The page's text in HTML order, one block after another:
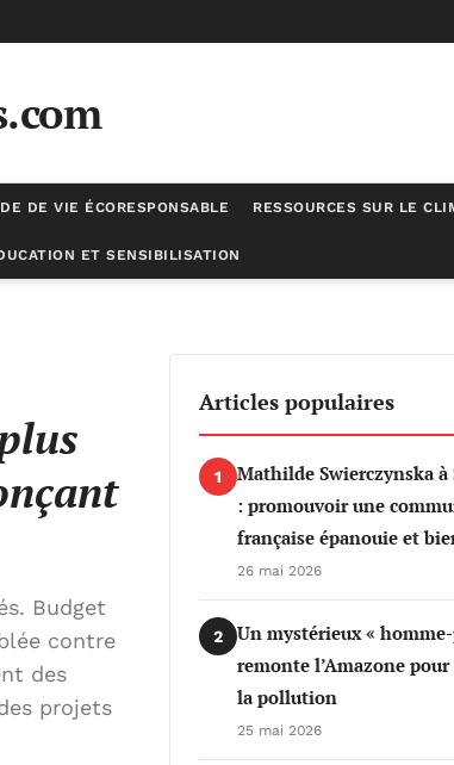
DE VIE ÉCORESPONSABLE RESSOURCES SUR LE
ET SENSIBILISATION
climatiques, annonçant ainsi un tournant inquiétant
Budget
contre
des
projets
Articles populaires
1
Mathilde Swierczynska à
: promouvoir une
française épanouie et
26 mai 2026
2
Un mystérieux «
remonte l’Amazone
la pollution
25 mai 2026